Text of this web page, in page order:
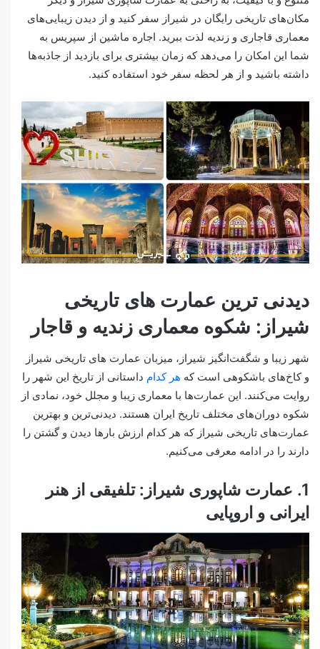
مکان‌های تاریخی رایگان در شیراز سفر کنید و از دیدن زیبایی‌های
معماری قاجاری و زندیه لذت ببرید. اجاره ماشین از سپریس به
شما این امکان را می‌دهد که زمان بیشتری برای بازدید از جاذبه‌ها
داشته باشید و از هر لحظه سفر خود استفاده کنید.
دیدنی ترین عمارت های تاریخی
شیراز: شکوه معماری زندیه و قاجار
شهر زیبا و شگفت‌انگیز شیراز، میزبان عمارت های تاریخی شیراز
و کاخ‌های باشکوهی است که هر کدام داستانی از تاریخ این شهر را
روایت می‌کنند. این عمارت‌ها با معماری زیبا و مجلل خود، نمادی از
شکوه دوران‌های مختلف تاریخ ایران هستند. دیدنی‌ترین و بهترین
عمارت‌های تاریخی شیراز که هر کدام ارزش بارها دیدن و گشتن را
دارند را در ادامه معرفی می‌کنیم.
1. عمارت شاپوری شیراز: تلفیقی از هنر
ایرانی و اروپایی